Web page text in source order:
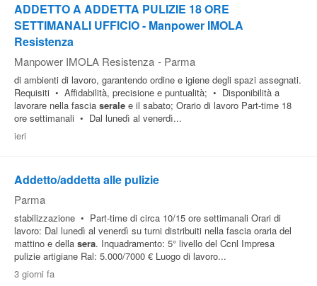
ADDETTO A ADDETTA PULIZIE 18 ORE
SETTIMANALI UFFICIO - Manpower IMOLA
Resistenza
Manpower IMOLA Resistenza - Parma
di ambienti di lavoro, garantendo ordine e igiene degli spazi assegnati.
Requisiti • Affidabilità, precisione e puntualità; • Disponibilità a
lavorare nella fascia serale e il sabato; Orario di lavoro Part-time 18
ore settimanali • Dal lunedì al venerdì...
ieri
Addetto/addetta alle pulizie
Parma
stabilizzazione • Part-time di circa 10/15 ore settimanali Orari di
lavoro: Dal lunedì al venerdì su turni distribuiti nella fascia oraria del
mattino e della sera. Inquadramento: 5° livello del Ccnl Impresa
pulizie artigiane Ral: 5.000/7000 € Luogo di lavoro...
3 giorni fa